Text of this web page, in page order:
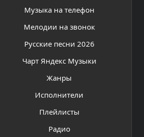
Музыка на телефон
Мелодии на звонок
Русские песни 2026
Чарт Яндекс Музыки
Жанры
Исполнители
Плейлисты
Радио